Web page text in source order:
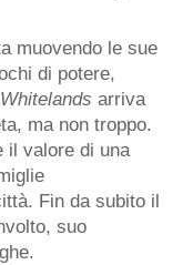
muovendo le sue
di potere,
arriva
ma non troppo.
il valore di una
Fin da subito il
suo